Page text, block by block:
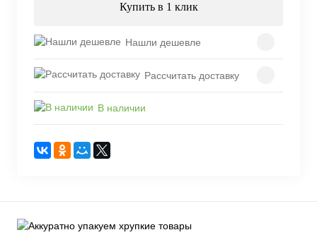
Купить в 1 клик
Нашли дешевле
Рассчитать доставку
В наличии